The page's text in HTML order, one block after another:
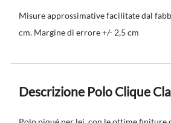
Misure approssimative facilitate dal
cm. Margine di errore +/- 2,5 cm
Descrizione Polo Clique